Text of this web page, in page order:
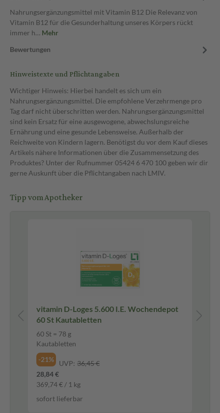
Nahrungsergänzungsmittel mit Vitamin B12 Die Relevanz von
Vitamin B12 für die Gesunderhaltung unseres Körpers rückt
immer h… Mehr
Bewertungen
Hinweistexte und Pflichtangaben
Wichtiger Hinweis: Hierbei handelt es sich um ein
Nahrungsergänzungsmittel. Die empfohlene Verzehrmenge pro
Tag darf nicht überschritten werden. Nahrungsergänzungsmittel
sind kein Ersatz für eine ausgewogene, abwechslungsreiche
Ernährung und eine gesunde Lebensweise. Außerhalb der
Reichweite von Kindern lagern. Benötigst du vor dem Kauf dieses
Artikels nähere Informationen über die Zusammensetzung des
Produktes? Unter der Rufnummer 05424 6 470 100 geben wir dir
gerne Auskunft über die Pflichtangaben nach LMIV.
Tipp vom Apotheker
vitamin D-Loges 5.600 I.E. Wochendepot
60 St Kautabletten
60 St = 78 g
Kautabletten
-21%
UVP: 36,45 €
28,84 €
369,74 € / 1 kg
sofort lieferbar